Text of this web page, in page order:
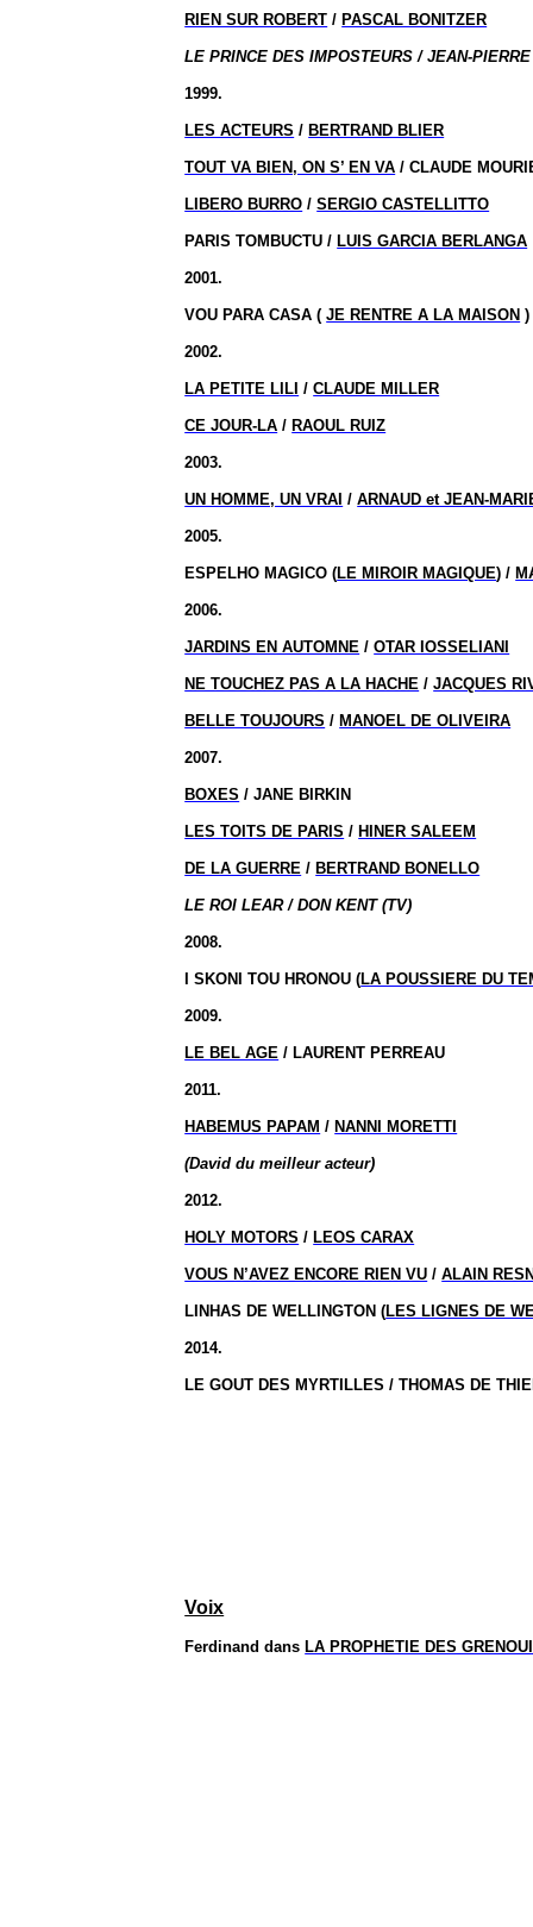
RIEN SUR ROBERT / PASCAL BONITZER
LE PRINCE DES IMPOSTEURS / JEAN-
1999.
LES ACTEURS / BERTRAND BLIER
TOUT VA BIEN, ON S’ EN VA / CLAUDE
LIBERO BURRO /SERGIO CASTELLITTO
PARIS TOMBUCTU / LUIS GARCIA BERLANGA
2001.
VOU PARA CASA (JE RENTRE A LA MAISON
2002.
LA PETITE LILI /CLAUDE MILLER
CE JOUR-LA / RAOUL RUIZ
2003.
UN HOMME, UN VRAI /ARNAUD et JEAN-
2005.
ESPELHO MAGICO (LE MIROIR MAGIQUE) /
2006.
JARDINS EN AUTOMNE /OTAR IOSSELIANI
NE TOUCHEZ PAS A LA HACHE /JACQUES
BELLE TOUJOURS / MANOEL DE OLIVEIRA
2007.
BOXES / JANE BIRKIN
LES TOITS DE PARIS / HINER SALEEM
DE LA GUERRE / BERTRAND BONELLO
LE ROI LEAR / DON KENT (TV)
2008.
I SKONI TOU HRONOU (LA POUSSIERE DU
2009.
LE BEL AGE / LAURENT PERREAU
2011.
HABEMUS PAPAM / NANNI MORETTI
(David du meilleur acteur)
2012.
HOLY MOTORS / LEOS CARAX
VOUS N’AVEZ ENCORE RIEN VU /ALAIN
LINHAS DE WELLINGTON (LES LIGNES DE
2014.
LE GOUT DES MYRTILLES / THOMAS DE
Voix
Ferdinanddans LA PROPHETIE DES